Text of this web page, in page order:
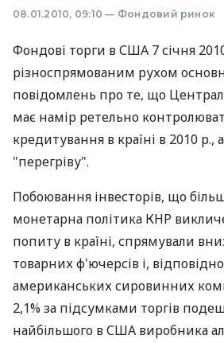
08.01.2010, 09:10 — Фондовий ринок
Фондові торги в США 7 січня
різноспрямованим рухом
повідомлень про те, що
має намір ретельно
кредитування в країні в 2010
"перегріву".
Побоювання інвесторів, що
монетарна політика КНР
попиту в країні, спрямували
товарних ф'ючерсів і,
американських сировинних
2,1% за підсумками торгів
найбільшого в США виробника